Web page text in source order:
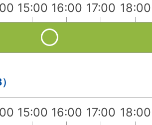
15:00 16:00 17:00 18:00
15:00 16:00 17:00 18:00